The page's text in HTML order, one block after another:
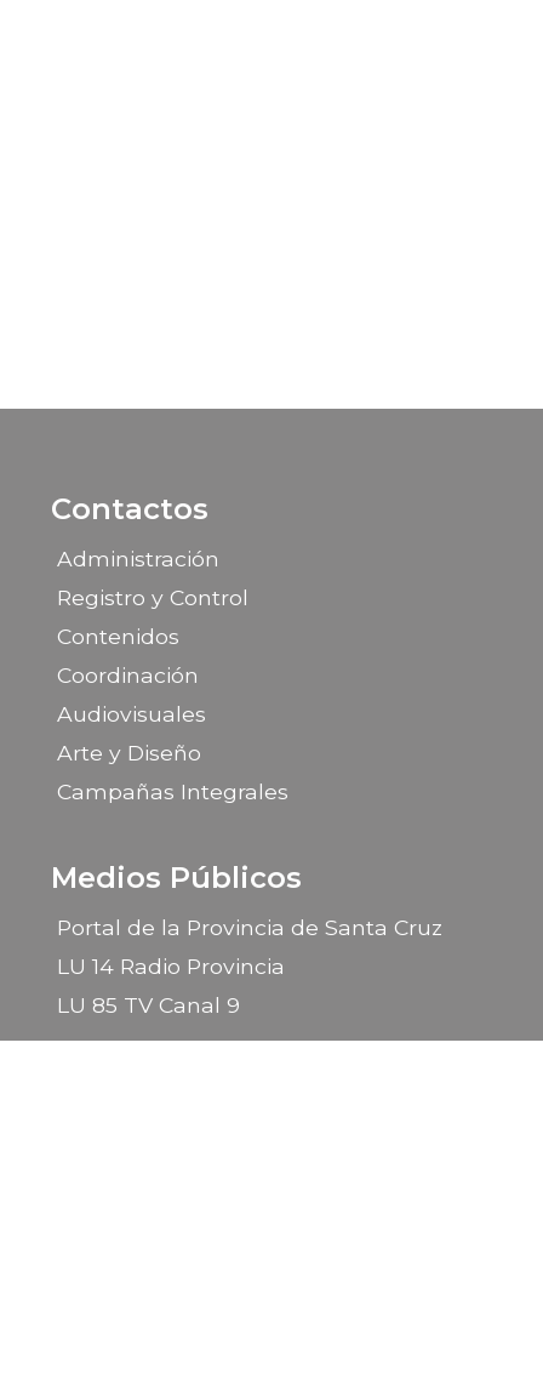
Contactos
Administración
Registro y Control
Contenidos
Coordinación
Audiovisuales
Arte y Diseño
Campañas Integrales
Medios Públicos
Portal de la Provincia de Santa Cruz
LU 14 Radio Provincia
LU 85 TV Canal 9